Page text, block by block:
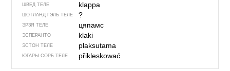
ШВЕД ТЕЛЕ klappa
ШОТЛАНД ГЭЛЬ ТЕЛЕ ?
ЭРЗЯ ТЕЛЕ цяпамс
ЭСПЕРАНТО klaki
ЭСТОН ТЕЛЕ plaksutama
ЮГАРЫ СОРБ ТЕЛЕ přikleskować